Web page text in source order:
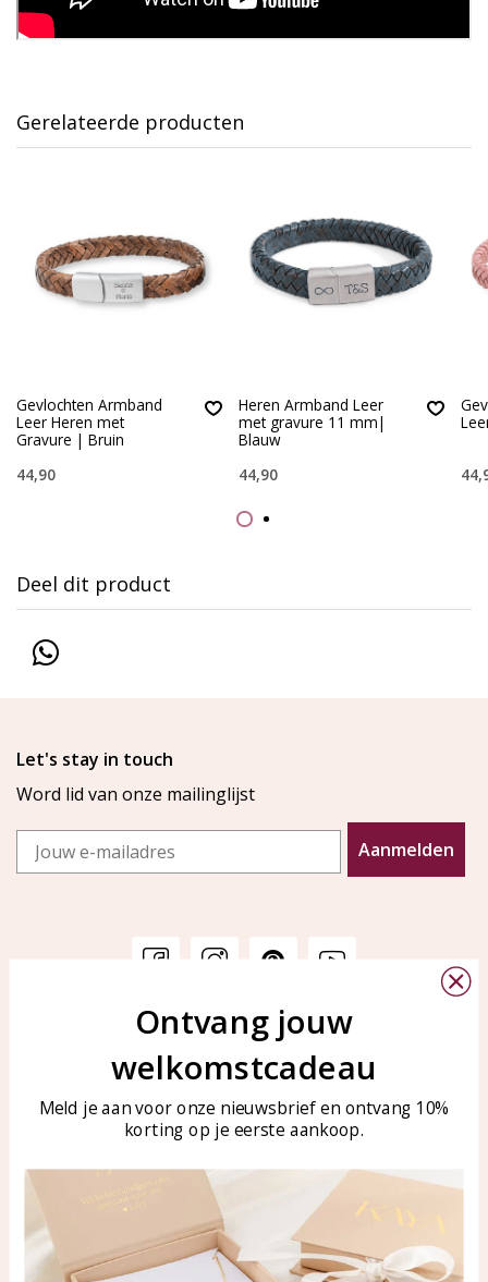
Gerelateerde producten
Gevlochten Armband
Leer Heren met
Gravure | Bruin
44,90
Heren Armband Leer
met gravure 11 mm|
Blauw
44,90
Deel dit product
Let's stay in touch
Word lid van onze mailinglijst
Email
Aanmelden
Veelgestelde vragen
Sieraden onderhouden
KAYA Sieraden
Bellen of WhatsApp Ma-Vr
tussen 09:00-17:00
Tel: 0850003187
WhatsApp: 0850003187
klantenservice@kayasierade
Ontvang jouw
welkomstcadeau
Meld je aan voor onze nieuwsbrief en ontvang 10%
korting op je eerste aankoop.